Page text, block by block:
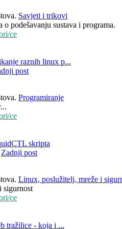
Savjeti i trikovi
o podešavanju sustava i programa.
ce
raznih linux p...
post
Programiranje
ce
skripta
Zadnji post
Linux, poslužitelj, mreže i
sigurnost
ce
tražilice - koja i ...